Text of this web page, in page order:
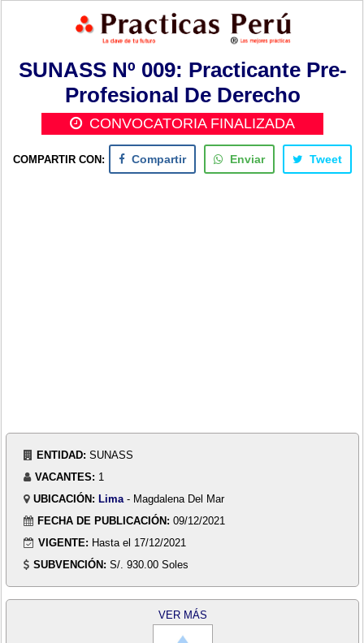
SUNASS Nº 009: Practicante Pre-
Profesional De Derecho
CONVOCATORIA FINALIZADA
COMPARTIR CON: Compartir Enviar Tweet
ENTIDAD: SUNASS
VACANTES: 1
UBICACIÓN: Lima - Magdalena Del Mar
FECHA DE PUBLICACIÓN: 09/12/2021
VIGENTE: Hasta el 17/12/2021
SUBVENCIÓN: S/. 930.00 Soles
VER MÁS